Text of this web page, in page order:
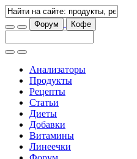
Форум Кофе
Анализаторы
Продукты
Рецепты
Статьи
Диеты
Добавки
Витамины
Линеечки